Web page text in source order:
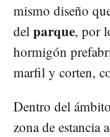
mismo diseño
del parque, por
hormigón
marfil y corten,
Dentro del
zona de estancia